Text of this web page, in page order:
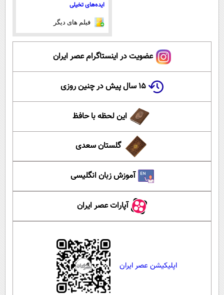
ایده‌های تخیلی
فیلم های دیگر
عضویت در اینستاگرام عصر ایران
۱۵ سال پیش در چنین روزی
این لحظه با حافظ
گلستان سعدی
آموزش زبان انگلیسی
آپارات عصر ایران
اپلیکیشن عصر ایران